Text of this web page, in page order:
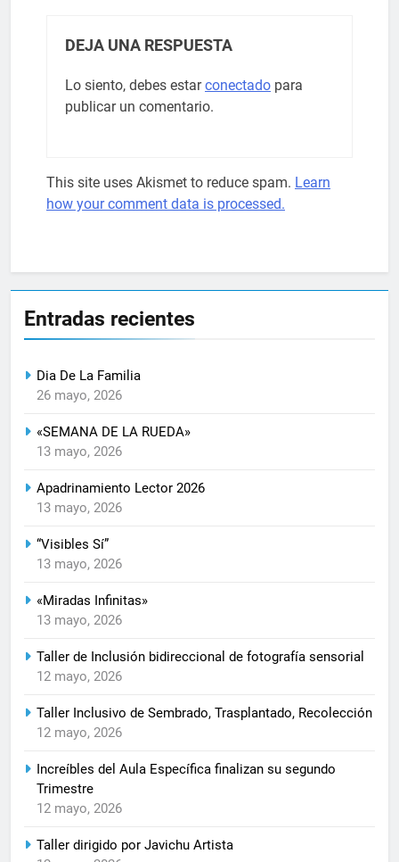
DEJA UNA RESPUESTA
Lo siento, debes estarconectado para
publicar un comentario.
This site uses Akismet to reduce spam. Learn
how your comment data is processed.
Entradas recientes
Dia De La Familia
26 mayo, 2026
«SEMANA DE LA RUEDA»
13 mayo, 2026
Apadrinamiento Lector 2026
13 mayo, 2026
“Visibles Sí”
13 mayo, 2026
«Miradas Infinitas»
13 mayo, 2026
Taller de Inclusión bidireccional de fotografía sensorial
12 mayo, 2026
Taller Inclusivo de Sembrado, Trasplantado, Recolección
12 mayo, 2026
Increíbles del Aula Específica finalizan su segundo
Trimestre
12 mayo, 2026
Taller dirigido por Javichu Artista